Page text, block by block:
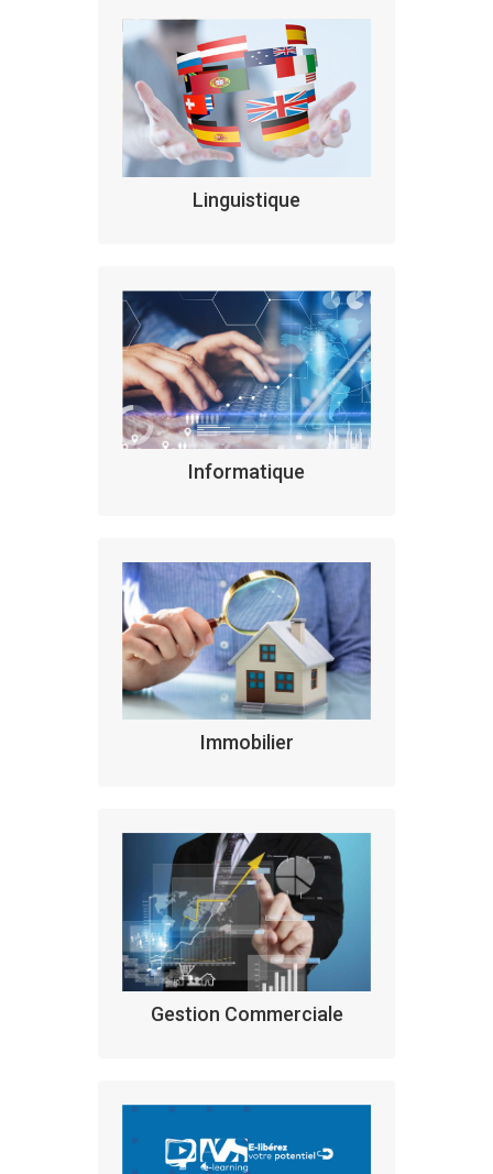
Linguistique
Informatique
Immobilier
Gestion Commerciale